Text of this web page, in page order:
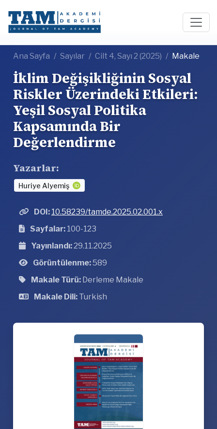
Ana Sayfa Sayılar Cilt 4, Sayı 2 (2025) Makale
İklim Değişikliğinin Sosyal
Riskler Üzerindeki Etkileri:
Yeşil Sosyal Politika
Kapsamında Bir
Değerlendirme
Yazarlar:
Huriye Alyemiş
DOI: 10.58239/tamde.2025.02.001.x
Sayfalar: 100-123
Yayınlandı:29.11.2025
Görüntülenme:589
Makale Türü: Derleme Makale
Makale Dili: Turkish